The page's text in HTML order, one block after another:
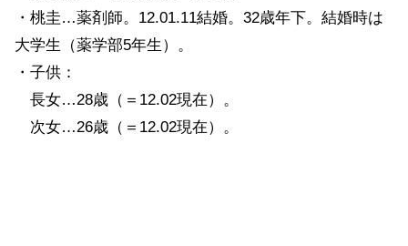
・桃圭…薬剤師。12.01.11結婚。32歳年下。結婚時は
大学生（薬学部5年生）。
・子供：
長女…28歳（＝12.02現在）。
次女…26歳（＝12.02現在）。